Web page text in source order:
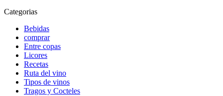
Categorias
Bebidas
comprar
Entre copas
Licores
Recetas
Ruta del vino
Tipos de vinos
Tragos y Cocteles